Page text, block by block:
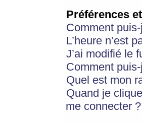
Préférences
Comment
L’heure n’est
J’ai modifié le
Comment
Quel est mon
Quand je
me connecter ?